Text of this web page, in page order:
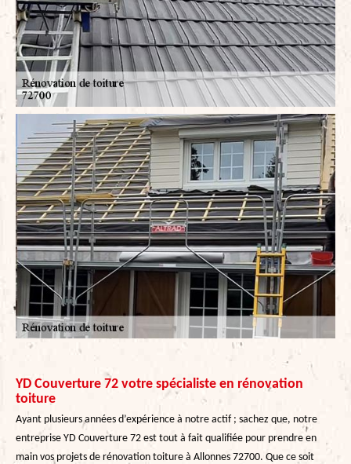
YD Couverture 72 votre spécialiste en rénovation
toiture
Ayant plusieurs années d’expérience à notre actif ; sachez que, notre
entreprise YD Couverture 72 est tout à fait qualifiée pour prendre en
main vos projets de rénovation toiture à Allonnes 72700. Que ce soit